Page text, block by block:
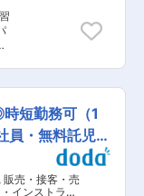
ｉ
短勤務可（1
員・無料託児所
, 販売・接客・売
インストラク